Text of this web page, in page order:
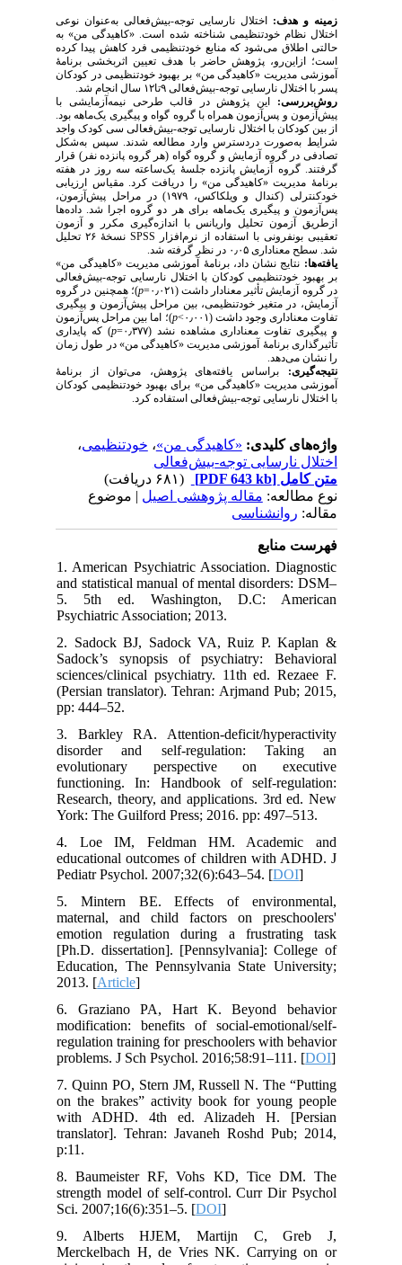
زمینه و هدف:اختلال نارسایی توجه-بیش‌فعالی به‌عنوان نوعی
اختلال نظام خودتنظیمی شناخته شده است. «کاهیدگی من» به
حالتی اطلاق می‌شود که منابع خودتنظیمی فرد کاهش پیدا کرده
است؛ ازاین‌رو، پژوهش حاضر با هدف تعیین اثربخشی برنامهٔ
آموزشی مدیریت «کاهیدگی من» بر بهبود خودتنظیمی در کودکان
پسر با اختلال نارسایی توجه-بیش‌فعالی ۹تا۱۲ سال انجام شد.
روش‌بررسی: این پژوهش در قالب طرحی نیمه‌آزمایشی با
پیش‌آزمون و پس‌آزمون همراه با گروه گواه و پیگیری یک‌ماهه بود.
از بین کودکان با اختلال نارسایی توجه-بیش‌فعالی سی کودک واجد
شرایط به‌صورت دردسترس وارد مطالعه شدند. سپس به‌‌شکل
تصادفی در گروه آزمایش و گروه گواه (هر گروه پانزده نفر) قرار
گرفتند. گروه آزمایش پانزده جلسهٔ یک‌ساعته سه روز در هفته
برنامهٔ مدیریت «کاهیدگی من» را دریافت کرد. مقیاس ارزیابی
خودکنترلی (کندال و ویلکاکس، ۱۹۷۹) در مراحل پیش‌آزمون،
پس‌آزمون و پیگیری یک‌ماهه برای هر دو گروه اجرا شد. داده‌ها
ازطریق آزمون تحلیل واریانس با اندازه‌گیری مکرر و آزمون
تعقیبی بونفرونی با استفاده از نرم‌افزار SPSS
نسخهٔ ۲۶ تحلیل
شد. سطح معنا‌داری ۰٫۰۵ در نظر گرفته شد.
یافته‌ها:نتایج نشان داد، برنامهٔ آموزشی مدیریت «کاهیدگی من»
بر بهبود خودتنظیمی کودکان با اختلال نارسایی توجه-بیش‌فعالی
در گروه آزمایش تأثیر معنادار داشت (۰٫۰۲۱=
p)؛ همچنین در گروه
آزمایش، در متغیر خودتنظیمی، بین مراحل پیش‌آزمون و پیگیری
تفاوت معناداری وجود داشت (۰٫۰۰۱
>
p)؛ اما بین مراحل پس‌آزمون
و پیگیری تفاوت معناداری مشاهده نشد ( ۰٫۳۷۷=
p) که پایداری
تأثیرگذاری برنامۀ آموزشی مدیریت «کاهیدگی من» در طول زمان
را نشان می‌دهد.
نتیجه‌گیری:براساس یافته‌های پژوهش، می‌توان از برنامهٔ
آموزشی مدیریت «کاهیدگی من» برای بهبود خودتنظیمی کودکان
با اختلال نارسایی توجه-بیش‌فعالی استفاده کرد.
واژه‌های کلیدی:«کاهیدگی من»،خودتنظیمی،
اختلال نارسایی توجه-بیش‌فعالی
متن کامل[PDF 643 kb]
نوع مطالعه:مقاله پژوهشی اصیل| موضوع
مقاله:روانشناسی
فهرست منابع
1. American Psychiatric Association. Diagnostic
and statistical manual of mental disorders: DSM–
5. 5th ed. Washington, D.C: American
Psychiatric Association; 2013.
2. Sadock BJ, Sadock VA, Ruiz P. Kaplan &
Sadock’s synopsis of psychiatry: Behavioral
sciences/clinical psychiatry. 11th ed. Rezaee F.
(Persian translator). Tehran: Arjmand Pub; 2015,
pp: 444–52.
3. Barkley RA. Attention-deficit/hyperactivity
disorder and self-regulation: Taking an
evolutionary perspective on executive
functioning. In: Handbook of self-regulation:
Research, theory, and applications. 3rd ed. New
York: The Guilford Press; 2016. pp: 497–513.
4. Loe IM, Feldman HM. Academic and
educational outcomes of children with ADHD. J
Pediatr Psychol. 2007;32(6):643–54. [DOI
5. Mintern BE. Effects of environmental,
maternal, and child factors on preschoolers'
emotion regulation during a frustrating task
[Ph.D. dissertation]. [Pennsylvania]: College of
Education, The Pennsylvania State University;
2013. [Article
6. Graziano PA, Hart K. Beyond behavior
modification: benefits of social-emotional/self-
regulation training for preschoolers with behavior
problems. J Sch Psychol. 2016;58:91–111. [DOI
7. Quinn PO, Stern JM, Russell N. The “Putting
on the brakes” activity book for young people
with ADHD. 4th ed. Alizadeh H. [Persian
translator]. Tehran: Javaneh Roshd Pub; 2014,
p:11.
8. Baumeister RF, Vohs KD, Tice DM. The
strength model of self-control. Curr Dir Psychol
Sci. 2007;16(6):351–5. [DOI
9. Alberts HJEM, Martijn C, Greb J,
Merckelbach H, de Vries NK. Carrying on or